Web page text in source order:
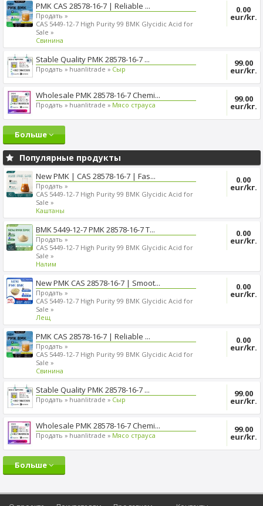
PMK CAS 28578-16-7 | Reliable ...
Продать »
CAS 5449-12-7 High Purity 99 BMK Glycidic Acid for
Sale »
Cвинина
0.00
eur/kг.
Stable Quality PMK 28578-16-7 ...
Продать » huanlitrade » Сыр
99.00
eur/kг.
Wholesale PMK 28578-16-7 Chemi...
Продать » huanlitrade » Mясо страуса
99.00
eur/kг.
Больше
Популярные продукты
New PMK | CAS 28578-16-7 | Fas...
Продать »
CAS 5449-12-7 High Purity 99 BMK Glycidic Acid for
Sale »
Kаштаны
0.00
eur/kг.
BMK 5449-12-7 PMK 28578-16-7 T...
Продать »
CAS 5449-12-7 High Purity 99 BMK Glycidic Acid for
Sale »
Налим
0.00
eur/kг.
New PMK CAS 28578-16-7 | Smoot...
Продать »
CAS 5449-12-7 High Purity 99 BMK Glycidic Acid for
Sale »
Лещ
0.00
eur/kг.
PMK CAS 28578-16-7 | Reliable ...
Продать »
CAS 5449-12-7 High Purity 99 BMK Glycidic Acid for
Sale »
Cвинина
0.00
eur/kг.
Stable Quality PMK 28578-16-7 ...
Продать » huanlitrade » Сыр
99.00
eur/kг.
Wholesale PMK 28578-16-7 Chemi...
Продать » huanlitrade » Mясо страуса
99.00
eur/kг.
Больше